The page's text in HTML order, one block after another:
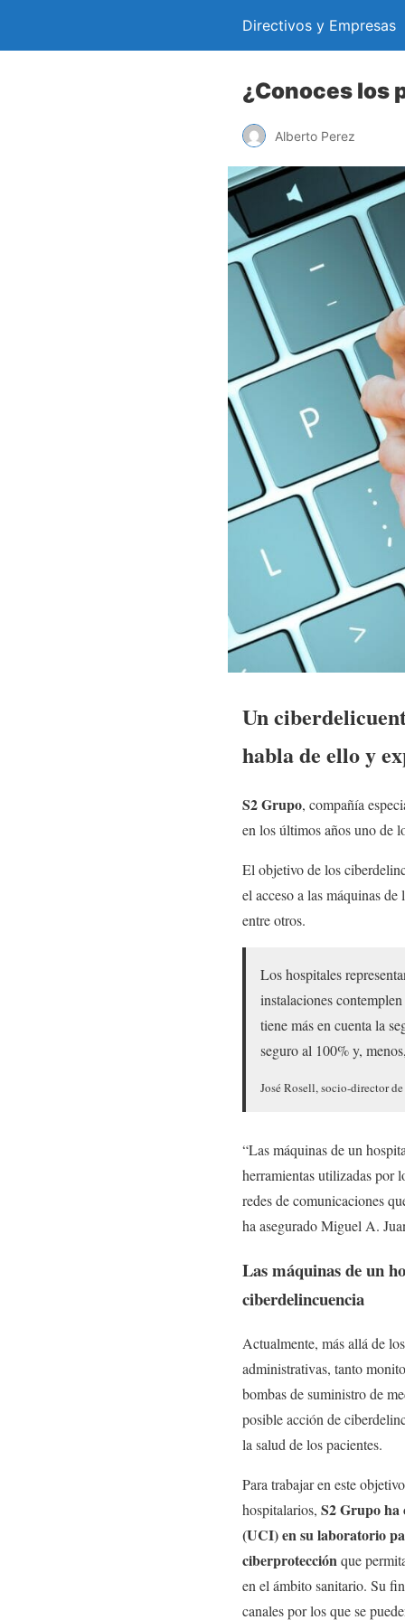
Directivos y Empresas
¿Conoces los
Alberto Perez
Un
habla de ello y
S2 Grupo, compañía
en los últimos años uno de
El objetivo de los
el acceso a las máquinas
entre otros.
Los hospitales
instalaciones
tiene más en cuenta la
seguro al 100% y,
José Rosell, socio-director
“Las máquinas de un
herramientas utilizadas por
redes de comunicaciones
ha asegurado Miguel A.
Las máquinas de un
ciberdelincuencia
Actualmente, más allá de
administrativas, tanto
bombas de suministro de
posible acción de
la salud de los pacientes.
Para trabajar en este
hospitalarios, S2 Grupo ha
(UCI) en su laboratorio
ciberprotección que
en el ámbito sanitario. Su
canales por los que se